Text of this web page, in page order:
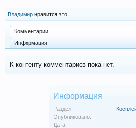
Владимир нравится это.
Комментарии
Информация
К контенту комментариев пока нет.
Информация
Раздел:
Опубликовано:
Дата: